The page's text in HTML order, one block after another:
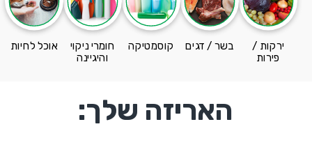
ירקות /
פירות
בשר / דגים קוסמטיקה
חומרי ניקוי
והיגיינה
אוכל לחיות
האריזה שלך: